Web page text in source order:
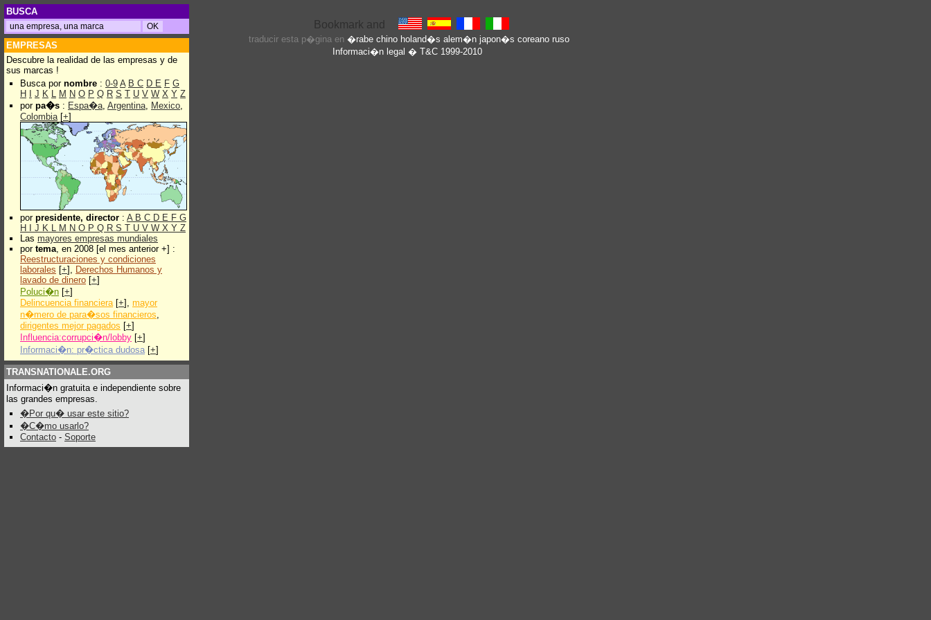
BUSCA
EMPRESAS
Descubre la realidad de las empresas y de
sus marcas !
Busca por nombre : 0-9 A B C D E F G
H
J K L M N O P Q R S T U V W X Y Z
por pa�s : Espa�a, Argentina, Mexico,
Colombia[+]
por presidente, director : A B C D E F G
H
J K L M N O P Q R S T U V W X Y Z
Las mayores empresas mundiales
por tema, en 2008 [el mes anterior +] :
Reestructuraciones y condiciones
laborales [+], Derechos Humanos y
lavado de dinero [+]
Poluci�n [+]
Delincuencia financiera[+], mayor
n�mero de para�sos financieros,
dirigentes mejor pagados [+]
Influencia:corrupci�n/lobby [+]
Informaci�n: pr�ctica dudosa [+]
TRANSNATIONALE.ORG
Informaci�n gratuita e independiente sobre
las grandes empresas.
�Por qu� usar este sitio?
�C�mo usarlo?
Contacto - Soporte
traducir esta p�gina en �rabe chino holand�s alem�n japon�s coreano ruso
Informaci�n legal � T&C 1999-2010